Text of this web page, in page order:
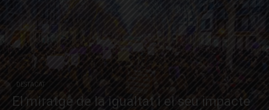
DESTACAT
El miratge de la igualtat i el seu impacte